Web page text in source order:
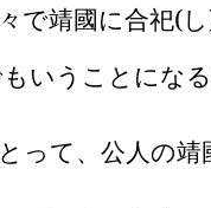
で靖國に合祀(し
いうことにな
って、公人の靖